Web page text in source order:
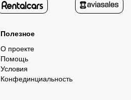
Полезное
О проекте
Помощь
Условия
Конфединциальность